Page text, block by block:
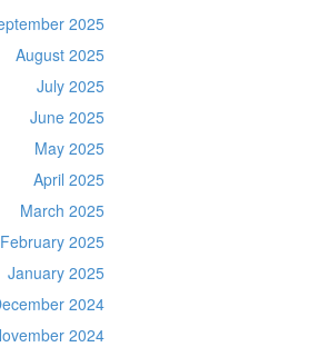
2025
August 2025
July 2025
June 2025
May 2025
April 2025
March 2025
February 2025
January 2025
2024
2024